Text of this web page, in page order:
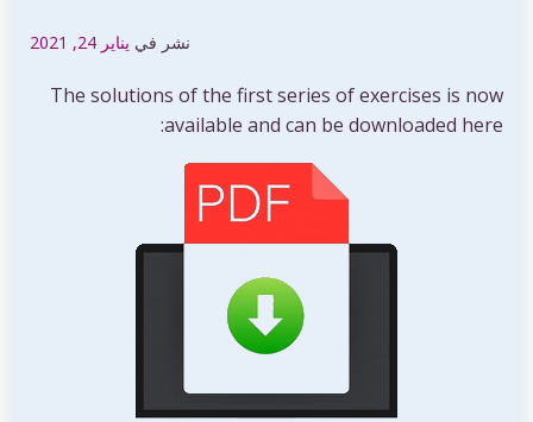
نشر في يناير 24, 2021
The solutions of the first series of exercises is now
available and can be downloaded here: